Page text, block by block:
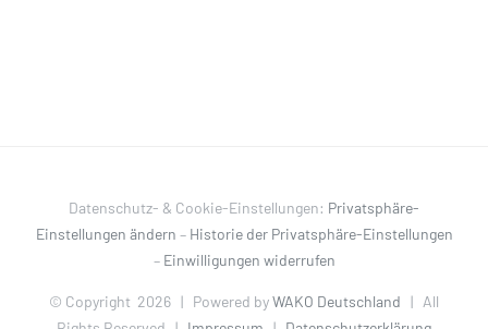
Datenschutz- & Cookie-Einstellungen: Privatsphäre-
Einstellungen ändern – Historie der Privatsphäre-Einstellungen
– Einwilligungen widerrufen
© Copyright 2026 | Powered byWAKO Deutschland | All